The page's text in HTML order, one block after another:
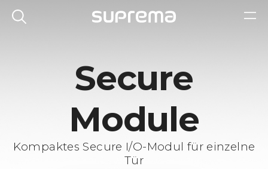
Secure
Module
Kompaktes Secure I/O-Modul für einzelne
Tür